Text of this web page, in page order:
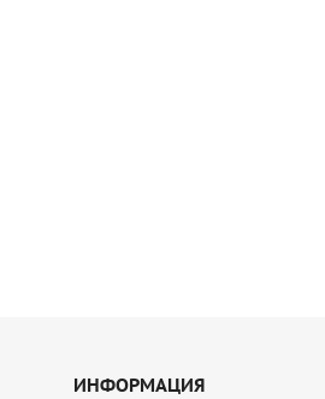
ИНФОРМАЦИЯ